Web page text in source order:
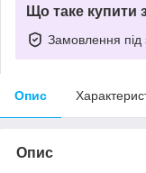
Що таке купити
Замовлення під
Опис
Опис